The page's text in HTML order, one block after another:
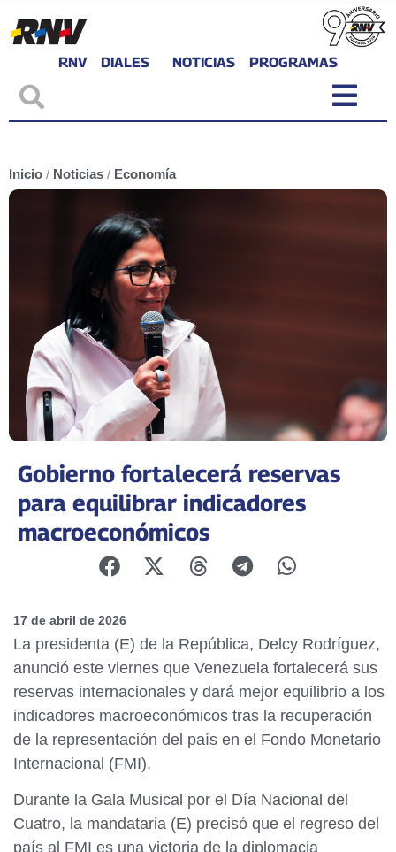
RNV DIALES NOTICIAS PROGRAMAS
Inicio / Noticias / Economía
Gobierno fortalecerá reservas
para equilibrar indicadores
macroeconómicos
17 de abril de 2026
La presidenta (E) de la República, Delcy Rodríguez,
anunció este viernes que Venezuela fortalecerá sus
reservas internacionales y dará mejor equilibrio a los
indicadores macroeconómicos tras la recuperación
de la representación del país en el Fondo Monetario
Internacional (FMI).
Durante la Gala Musical por el Día Nacional del
Cuatro, la mandataria (E) precisó que el regreso del
país al FMI es una victoria de la diplomacia